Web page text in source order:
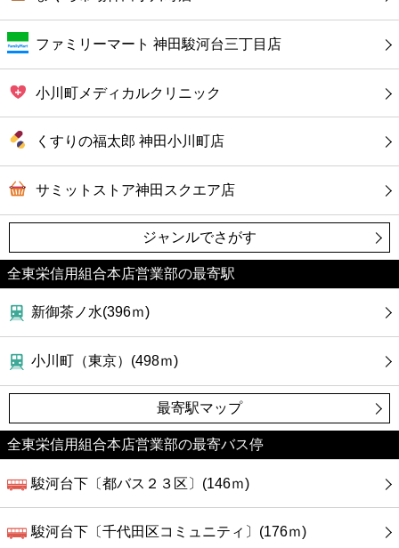
ファミリーマート 神田駿河台三丁目店
小川町メディカルクリニック
くすりの福太郎 神田小川町店
サミットストア神田スクエア店
ジャンルでさがす
全東栄信用組合本店営業部の最寄駅
新御茶ノ水(396ｍ)
小川町（東京）(498ｍ)
最寄駅マップ
全東栄信用組合本店営業部の最寄バス停
駿河台下〔都バス２３区〕(146ｍ)
駿河台下〔千代田区コミュニティ〕(176ｍ)